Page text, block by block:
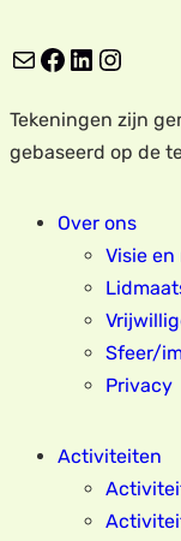
E-mail Facebook LinkedIn Instagram
Tekeningen zijn
gebaseerd op de
Over ons
Visie en
Sfeer/
Privacy
Activiteiten